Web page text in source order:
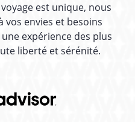
est unique, nous
vos envies et besoins
expérience des plus
liberté et sérénité.